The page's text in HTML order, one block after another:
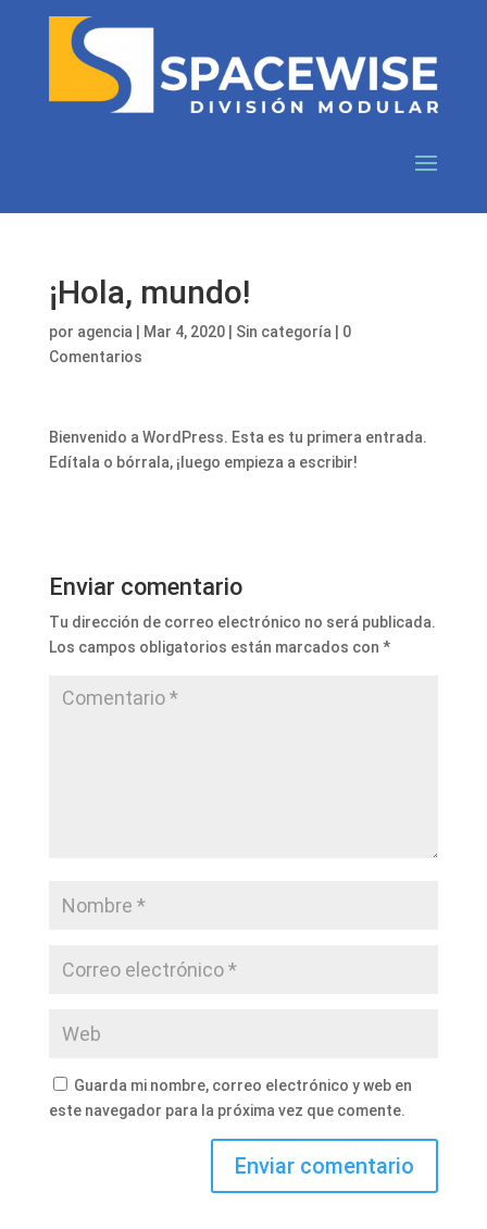
¡Hola, mundo!
por agencia Mar 4, 2020| Sin categoría
0
Comentarios
Bienvenido a WordPress. Esta es tu primera entrada.
Edítala o bórrala, ¡luego empieza a escribir!
Enviar comentario
Tu dirección de correo electrónico no será publicada.
Los campos obligatorios están marcados con *
Guarda mi nombre, correo electrónico y web en
este navegador para la próxima vez que comente.